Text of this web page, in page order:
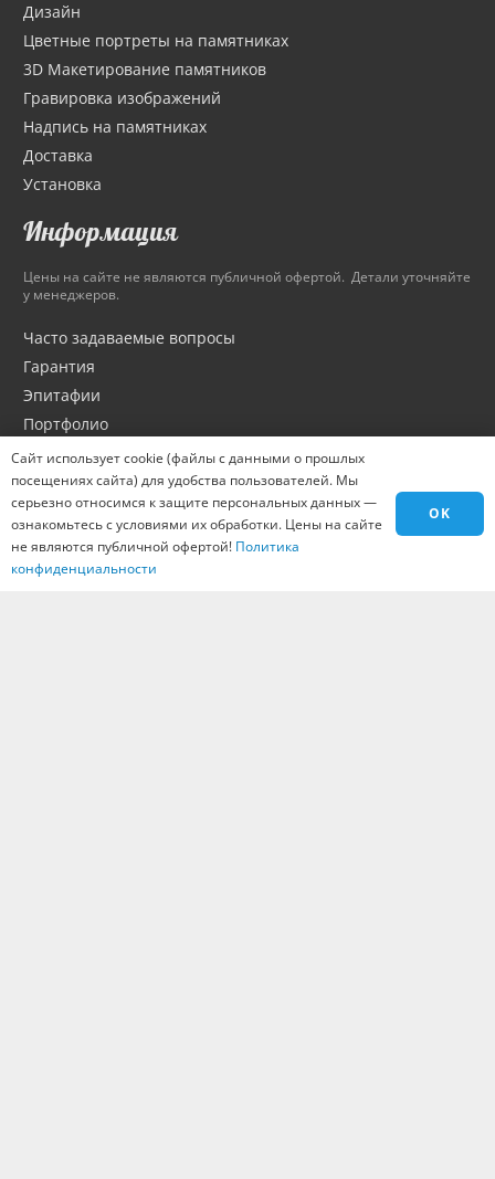
Дизайн
Цветные портреты на памятниках
3D Макетирование памятников
Гравировка изображений
Надпись на памятниках
Доставка
Установка
Информация
Цены на сайте не являются публичной офертой. Детали уточняйте
у менеджеров.
Часто задаваемые вопросы
Гарантия
Эпитафии
Портфолио
Оптовикам
Материалы
Города
Вакансии
Сайт использует cookie (файлы с данными о прошлых
посещениях сайта) для удобства пользователей. Мы
серьезно относимся к защите персональных данных —
ознакомьтесь с условиями их обработки. Цены на сайте
не являются публичной офертой! Политика
конфиденциальности
OK